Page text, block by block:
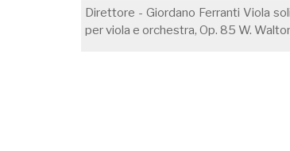
Direttore - Giordano Ferranti Viola
per viola e orchestra, Op. 85 W.